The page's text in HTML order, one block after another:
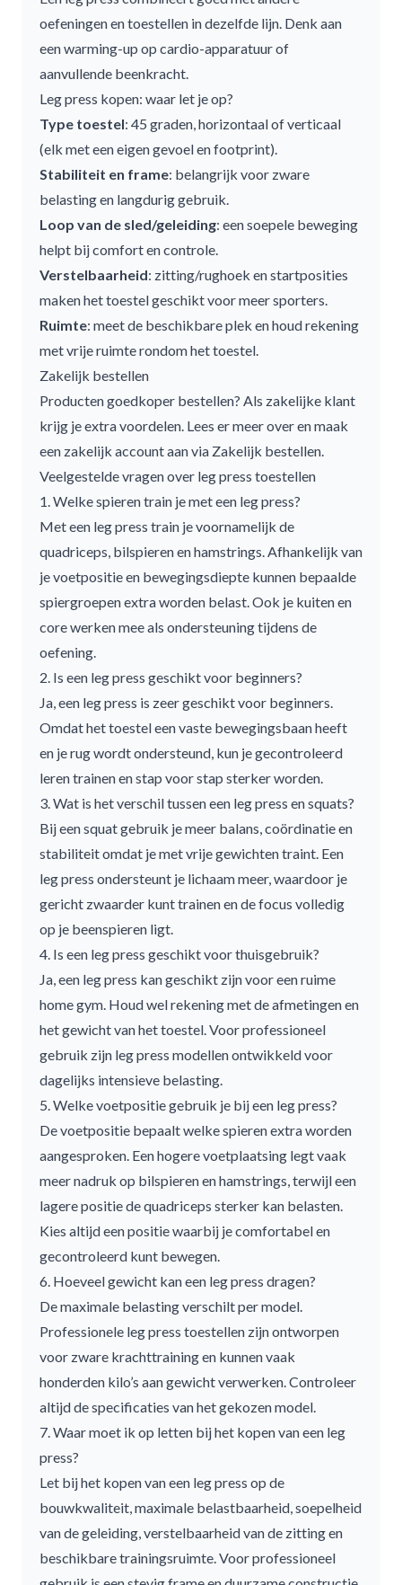
oefeningen en toestellen in dezelfde lijn. Denk aan
een warming-up op cardio-apparatuur of
aanvullende beenkracht.
Leg press kopen: waar let je op?
Type toestel: 45 graden, horizontaal of verticaal
(elk met een eigen gevoel en footprint).
Stabiliteit en frame: belangrijk voor zware
belasting en langdurig gebruik.
Loop van de sled/geleiding: een soepele beweging
helpt bij comfort en controle.
Verstelbaarheid: zitting/rughoek en startposities
maken het toestel geschikt voor meer sporters.
Ruimte: meet de beschikbare plek en houd rekening
met vrije ruimte rondom het toestel.
Zakelijk bestellen
Producten goedkoper bestellen? Als zakelijke klant
krijg je extra voordelen. Lees er meer over en maak
een zakelijk account aan via Zakelijk bestellen.
Veelgestelde vragen over leg press toestellen
1. Welke spieren train je met een leg press?
Met een leg press train je voornamelijk de
quadriceps, bilspieren en hamstrings. Afhankelijk van
je voetpositie en bewegingsdiepte kunnen bepaalde
spiergroepen extra worden belast. Ook je kuiten en
core werken mee als ondersteuning tijdens de
oefening.
2. Is een leg press geschikt voor beginners?
Ja, een leg press is zeer geschikt voor beginners.
Omdat het toestel een vaste bewegingsbaan heeft
en je rug wordt ondersteund, kun je gecontroleerd
leren trainen en stap voor stap sterker worden.
3. Wat is het verschil tussen een leg press en squats?
Bij een squat gebruik je meer balans, coördinatie en
stabiliteit omdat je met vrije gewichten traint. Een
leg press ondersteunt je lichaam meer, waardoor je
gericht zwaarder kunt trainen en de focus volledig
op je beenspieren ligt.
4. Is een leg press geschikt voor thuisgebruik?
Ja, een leg press kan geschikt zijn voor een ruime
home gym. Houd wel rekening met de afmetingen en
het gewicht van het toestel. Voor professioneel
gebruik zijn leg press modellen ontwikkeld voor
dagelijks intensieve belasting.
5. Welke voetpositie gebruik je bij een leg press?
De voetpositie bepaalt welke spieren extra worden
aangesproken. Een hogere voetplaatsing legt vaak
meer nadruk op bilspieren en hamstrings, terwijl een
lagere positie de quadriceps sterker kan belasten.
Kies altijd een positie waarbij je comfortabel en
gecontroleerd kunt bewegen.
6. Hoeveel gewicht kan een leg press dragen?
De maximale belasting verschilt per model.
Professionele leg press toestellen zijn ontworpen
voor zware krachttraining en kunnen vaak
honderden kilo’s aan gewicht verwerken. Controleer
altijd de specificaties van het gekozen model.
7. Waar moet ik op letten bij het kopen van een leg
press?
Let bij het kopen van een leg press op de
bouwkwaliteit, maximale belastbaarheid, soepelheid
van de geleiding, verstelbaarheid van de zitting en
beschikbare trainingsruimte. Voor professioneel